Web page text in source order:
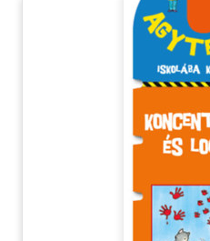
Tankönyv, segédkönyv